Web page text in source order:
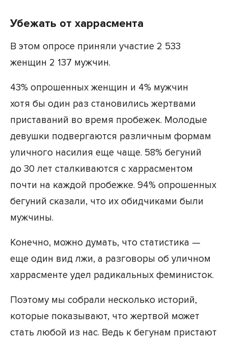
Убежать от харрасмента
В этом опросе приняли участие 2 533
женщин 2 137 мужчин.
43% опрошенных женщин и 4% мужчин
хотя бы один раз становились жертвами
приставаний во время пробежек. Молодые
девушки подвергаются различным формам
уличного насилия еще чаще. 58% бегуний
до 30 лет сталкиваются с харрасментом
почти на каждой пробежке. 94% опрошенных
бегуний сказали, что их обидчиками были
мужчины.
Конечно, можно думать, что статистика —
еще один вид лжи, а разговоры об уличном
харрасменте удел радикальных феминисток.
Поэтому мы собрали несколько историй,
которые показывают, что жертвой может
стать любой из нас. Ведь к бегунам пристают